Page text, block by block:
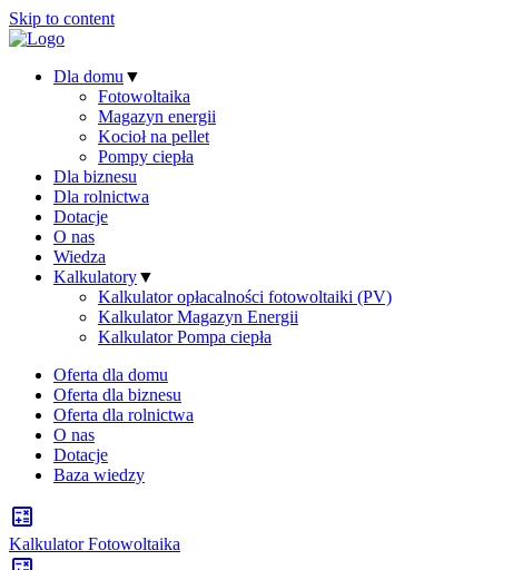
Skip to content
Dla domu ▼
Fotowoltaika
Magazyn energii
Kocioł na pellet
Pompy ciepła
Dla biznesu
Dla rolnictwa
Dotacje
O nas
Wiedza
Kalkulatory▼
Kalkulator opłacalności fotowoltaiki (PV)
Kalkulator Magazyn Energii
Kalkulator Pompa ciepła
Oferta dla domu
Oferta dla biznesu
Oferta dla rolnictwa
O nas
Dotacje
Baza wiedzy
Kalkulator Fotowoltaika